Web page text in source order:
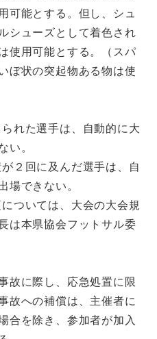
可能とする。但し、シュ
シューズとして着色され
使用可能とする。（スパ
ぼ状の突起物ある物は使
れた選手は、自動的に大
い。
２回に及んだ選手は、自
場できない。
ついては、大会の大会規
は本県協会フットサル委
故に際し、応急処置に限
故への補償は、主催者に
合を除き、参加者が加入